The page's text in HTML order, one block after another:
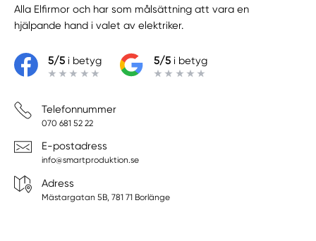
Alla Elfirmor och har som målsättning att vara en
hjälpande hand i valet av elektriker.
5/5i betyg 5/5i betyg
Telefonnummer
070 681 52 22
E-postadress
info@smartproduktion.se
Adress
Mästargatan 5B, 781 71 Borlänge